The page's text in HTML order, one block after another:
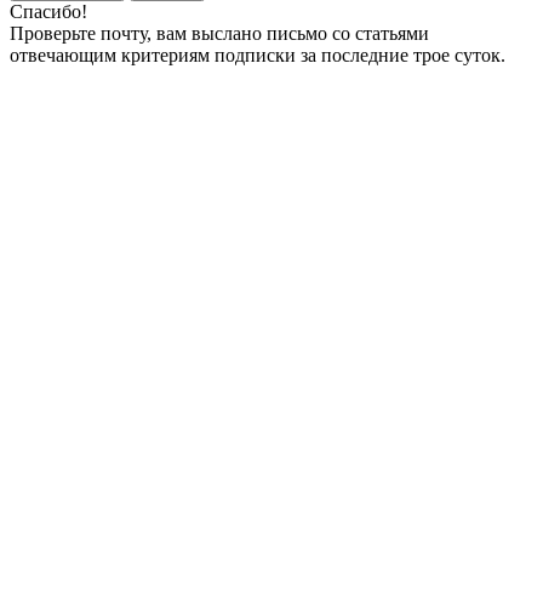
Спасибо!
Проверьте почту, вам выслано письмо со статьями
отвечающим критериям подписки за последние трое суток.